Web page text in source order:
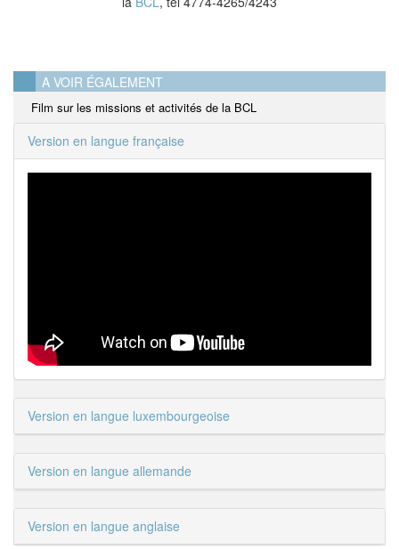
A VOIR ÉGALEMENT
Film sur les missions et activités de la BCL
Version en langue française
Version en langue luxembourgeoise
Version en langue allemande
Version en langue anglaise